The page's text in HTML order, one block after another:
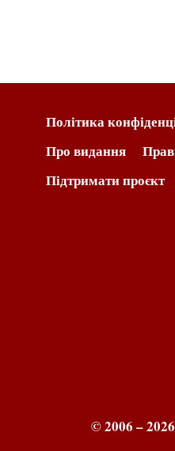
Політика
Про видання
Підтримати проєкт
© 2006 –